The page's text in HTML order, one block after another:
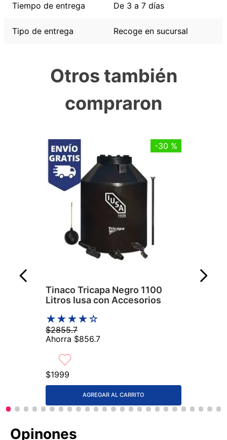
Tiempo de entrega De 3 a 7 días
Tipo de entrega Recoge en sucursal
Otros también
compraron
-30 %
Tinaco Tricapa Negro 1100
Litros Iusa con Accesorios
★★★★☆
$2855.7
Ahorra $856.7
$1999
AGREGAR AL CARRITO
Comentarios